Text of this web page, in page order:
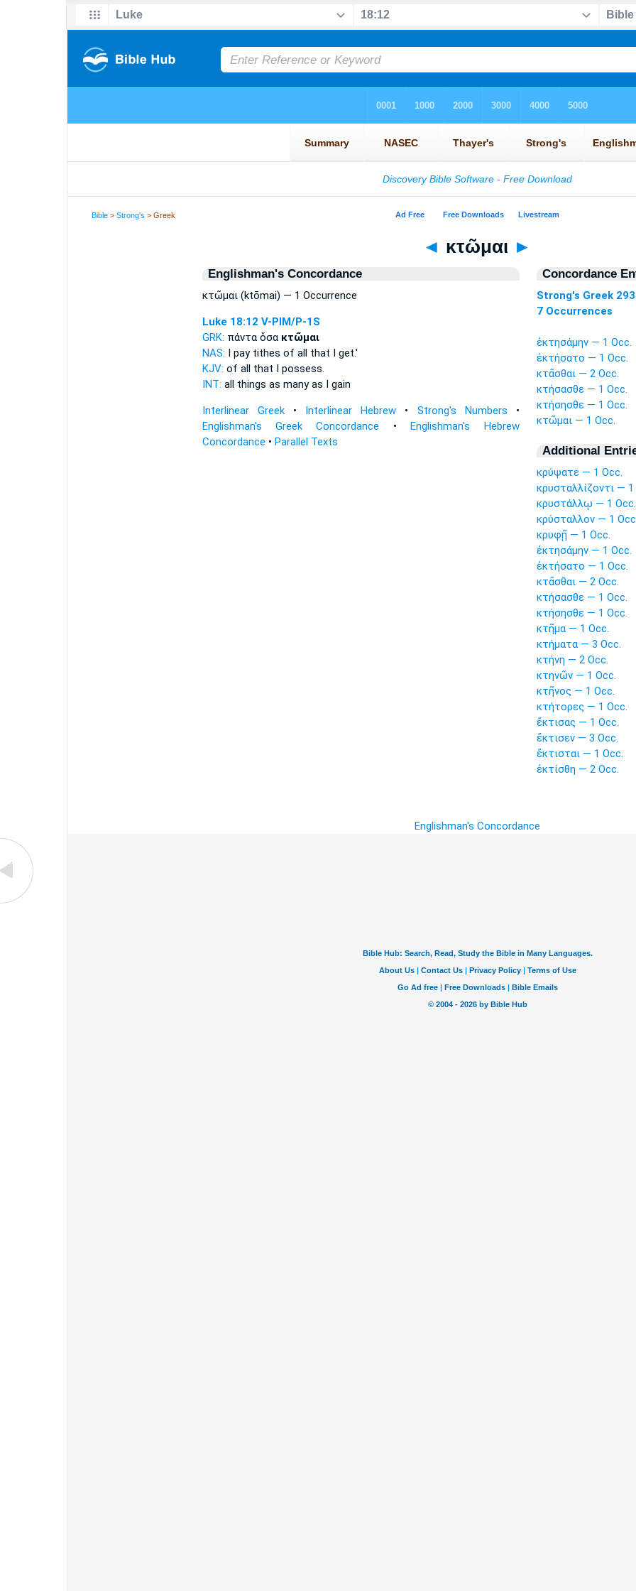
Bible >Strong's > Greek
◄ κτῶμαι ►
Englishman's Concordance
κτῶμαι (ktōmai) — 1 Occurrence
Luke 18:12 V-PIM/P-1S
GRK: πάντα ὅσα κτῶμαι
NAS: I pay tithes of all that I get.'
KJV: of all that I possess.
INT: all things as many as I gain
Interlinear Greek• Interlinear Hebrew • Strong's Numbers •
Englishman's Greek Concordance •Englishman's Hebrew
Concordance • Parallel Texts
Concordance
Strong's Greek
7 Occurrences
ἐκτησάμην — 1 Occ.
ἐκτήσατο — 1 Occ.
κτᾶσθαι — 2 Occ.
κτήσασθε — 1 Occ.
κτήσησθε — 1 Occ.
κτῶμαι — 1 Occ.
Additional
κρύψατε — 1 Occ.
κρυσταλλίζοντι — 1
κρυστάλλῳ — 1 Occ.
κρύσταλλον — 1
κρυφῇ — 1 Occ.
ἐκτησάμην — 1 Occ.
ἐκτήσατο — 1 Occ.
κτᾶσθαι — 2 Occ.
κτήσασθε — 1 Occ.
κτήσησθε — 1 Occ.
κτῆμα — 1 Occ.
κτήματα — 3 Occ.
κτήνη — 2 Occ.
κτηνῶν — 1 Occ.
κτῆνος — 1 Occ.
κτήτορες — 1 Occ.
ἔκτισας — 1 Occ.
ἔκτισεν — 3 Occ.
ἔκτισται — 1 Occ.
ἐκτίσθη — 2 Occ.
Englishman's Concordance